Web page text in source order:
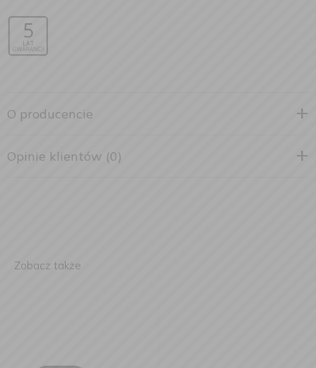
O producencie
Opinie klientów (0)
Zobacz także